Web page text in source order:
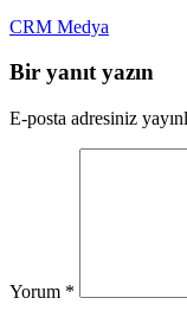
CRM Medya
Bir yanıt yazın
E-posta adresiniz
Yorum *